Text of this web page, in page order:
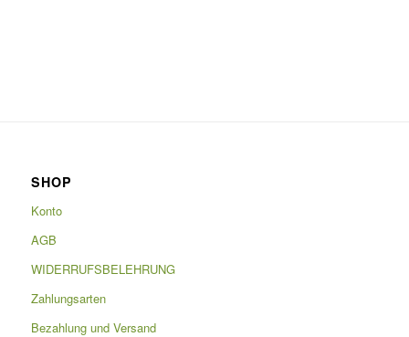
SHOP
Konto
AGB
WIDERRUFSBELEHRUNG
Zahlungsarten
Bezahlung und Versand